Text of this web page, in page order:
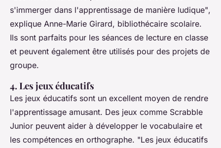
s'immerger dans l'apprentissage de manière ludique",
explique Anne-Marie Girard, bibliothécaire scolaire.
Ils sont parfaits pour les séances de lecture en classe
et peuvent également être utilisés pour des projets de
groupe.
4. Les jeux éducatifs
Les jeux éducatifs sont un excellent moyen de rendre
l'apprentissage amusant. Des jeux comme Scrabble
Junior peuvent aider à développer le vocabulaire et
les compétences en orthographe. "Les jeux éducatifs